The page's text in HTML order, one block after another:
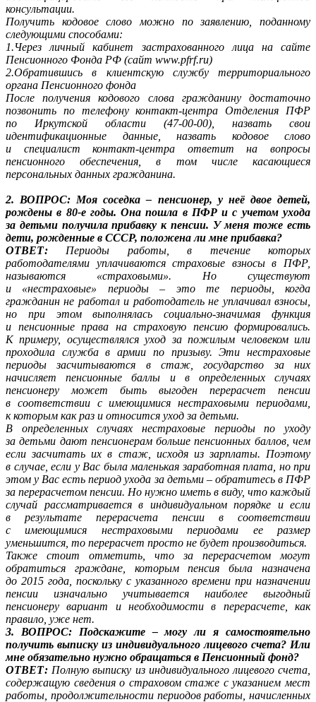
консультации.
Получить кодовое слово можно по заявлению, поданному
следующими способами:
1.Через личный кабинет застрахованного лица на сайте
Пенсионного Фонда РФ (сайт www.pfrf.ru)
2.Обратившись в клиентскую службу территориального
органа Пенсионного фонда
После получения кодового слова гражданину достаточно
позвонить по телефону контакт-центра Отделения ПФР
по Иркутской области (47-00-00), назвать свои
идентификационные данные, назвать кодовое слово
и специалист контакт-центра ответит на вопросы
пенсионного обеспечения, в том числе касающиеся
персональных данных гражданина.
2. ВОПРОС: Моя соседка – пенсионер, у неё двое детей,
рождены в 80-е годы. Она пошла в ПФР и с учетом ухода
за детьми получила прибавку к пенсии. У меня тоже есть
дети, рожденные в СССР, положена ли мне прибавка?
ОТВЕТ: Периоды работы, в течение которых
работодателями уплачиваются страховые взносы в ПФР,
называются «страховыми». Но существуют
и «нестраховые» периоды – это те периоды, когда
гражданин не работал и работодатель не уплачивал взносы,
но при этом выполнялась социально-значимая функция
и пенсионные права на страховую пенсию формировались.
К примеру, осуществлялся уход за пожилым человеком или
проходила служба в армии по призыву. Эти нестраховые
периоды засчитываются в стаж, государство за них
начисляет пенсионные баллы и в определенных случаях
пенсионеру может быть выгоден перерасчет пенсии
в соответствии с имеющимися нестраховыми периодами,
к которым как раз и относится уход за детьми.
В определенных случаях нестраховые периоды по уходу
за детьми дают пенсионерам больше пенсионных баллов, чем
если засчитать их в стаж, исходя из зарплаты. Поэтому
в случае, если у Вас была маленькая заработная плата, но при
этом у Вас есть период ухода за детьми – обратитесь в ПФР
за перерасчетом пенсии. Но нужно иметь в виду, что каждый
случай рассматривается в индивидуальном порядке и если
в результате перерасчета пенсии в соответствии
с имеющимися нестраховыми периодами ее размер
уменьшится, то перерасчет просто не будет производиться.
Также стоит отметить, что за перерасчетом могут
обратиться граждане, которым пенсия была назначена
до 2015 года, поскольку с указанного времени при назначении
пенсии изначально учитывается наиболее выгодный
пенсионеру вариант и необходимости в перерасчете, как
правило, уже нет.
3. ВОПРОС: Подскажите – могу ли я самостоятельно
получить выписку из индивидуального лицевого счета? Или
мне обязательно нужно обращаться в Пенсионный фонд?
ОТВЕТ: Полную выписку из индивидуального лицевого счета,
содержащую сведения о страховом стаже с указанием мест
работы, продолжительности периодов работы, начисленных